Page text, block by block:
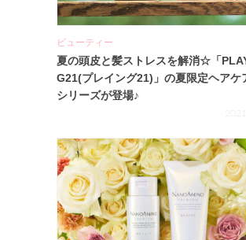
ビューティー
夏の頭皮と髪ストレスを解消☆「
G21(プレイング21)」の夏限定ヘアケ
シリーズが登場♪